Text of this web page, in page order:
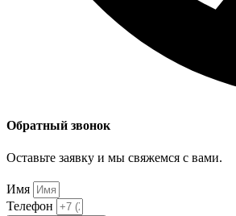
Обратный звонок
Оставьте заявку и мы свяжемся с вами.
Имя
Телефон